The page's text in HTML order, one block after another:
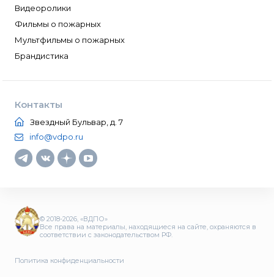
Видеоролики
Фильмы о пожарных
Мультфильмы о пожарных
Брандистика
Контакты
Звездный Бульвар, д. 7
info@vdpo.ru
© 2018-2026, «ВДПО»
Все права на материалы, находящиеся на сайте, охраняются в
соответствии с законодательством РФ.
Политика конфиденциальности